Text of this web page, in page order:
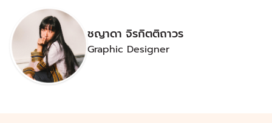
ชญาดา จิรกิตติถาวร
Graphic Designer